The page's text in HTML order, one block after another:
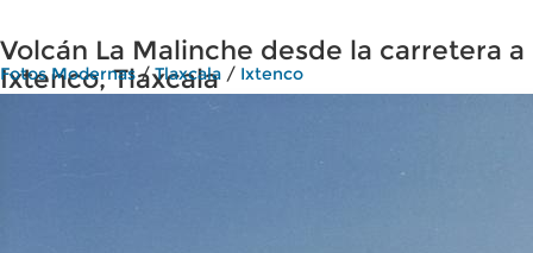
Volcán La Malinche desde la carretera a
Ixtenco, Tlaxcala
Fotos Modernas/Tlaxcala / Ixtenco